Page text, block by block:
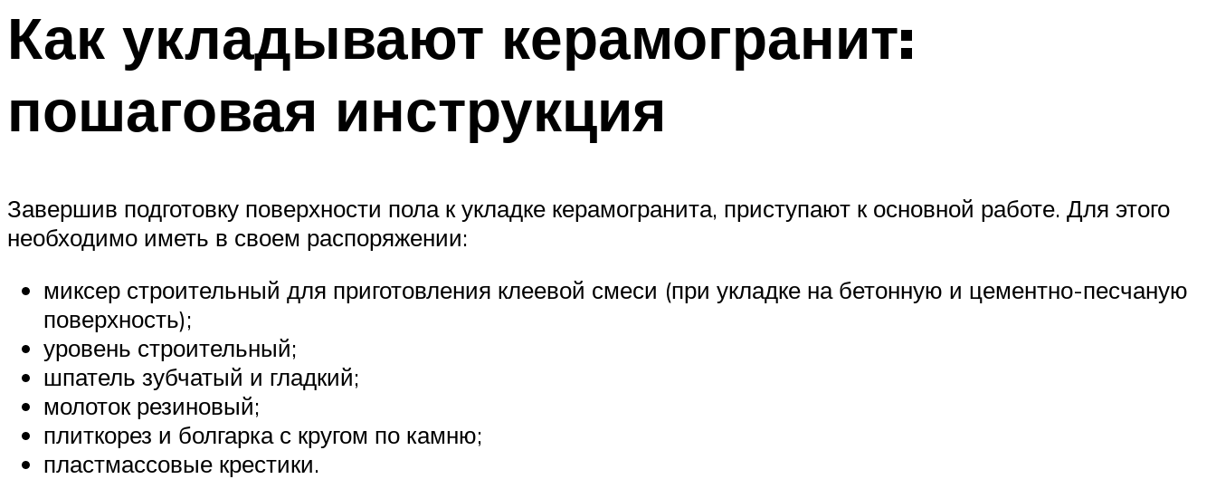
Как укладывают керамогранит:
пошаговая инструкция
Завершив подготовку поверхности пола к укладке керамогранита, приступают к основной работе. Для этого
необходимо иметь в своем распоряжении:
миксер строительный для приготовления клеевой смеси (при укладке на бетонную и цементно-песчаную
поверхность);
уровень строительный;
шпатель зубчатый и гладкий;
молоток резиновый;
плиткорез и болгарка с кругом по камню;
пластмассовые крестики.